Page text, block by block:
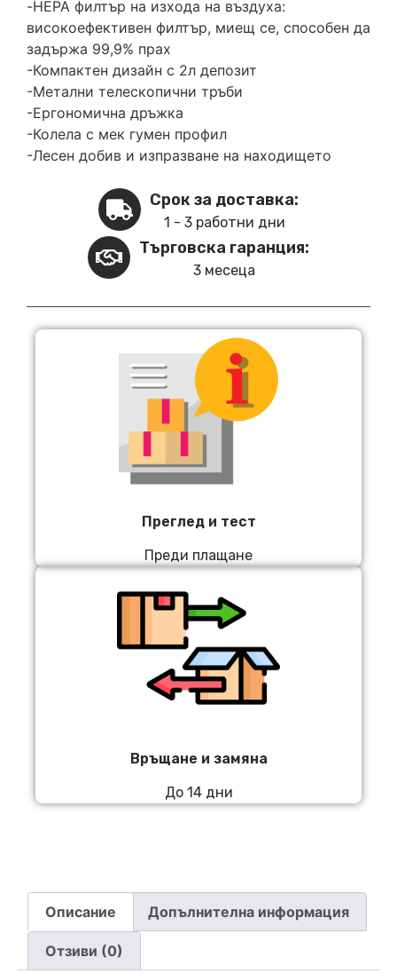
-HEPA филтър на изхода на въздуха:
високоефективен филтър, миещ се, способен да
задържа 99,9% прах
-Компактен дизайн с 2л депозит
-Метални телескопични тръби
-Ергономична дръжка
-Колела с мек гумен профил
-Лесен добив и изпразване на находището
Срок за доставка:
1 - 3 работни дни
Търговска гаранция:
3 месеца
Преглед и тест
Преди плащане
Връщане и замяна
До 14 дни
Описание Допълнителна информация
Отзиви (0)